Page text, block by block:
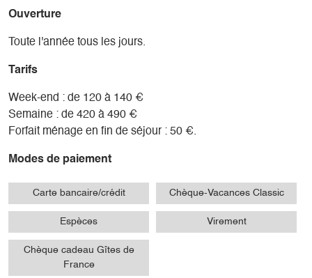
Ouverture
Toute l'année tous les jours.
Tarifs
Week-end : de 120 à 140 €
Semaine : de 420 à 490 €
Forfait ménage en fin de séjour : 50 €.
Modes de paiement
Carte bancaire/crédit Chèque-Vacances Classic
Espèces Virement
Chèque cadeau Gîtes de
France